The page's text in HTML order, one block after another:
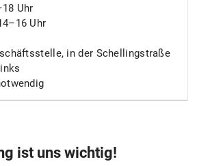
Uhr
Uhr
in der Schellingstraße
ist uns wichtig!